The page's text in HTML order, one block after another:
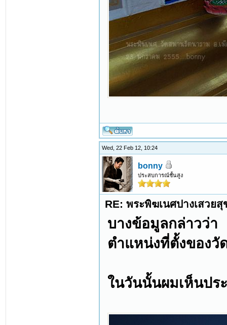
Wed, 22 Feb 12, 10:24
bonny
ประสบการณ์ชั้นสูง
RE: พระพิฆเนศปางเสวย
บางข้อมูลกล่าวว่า
ตำแหน่งที่ตั้งของวั
ในวันนั้นผมเห็นปร